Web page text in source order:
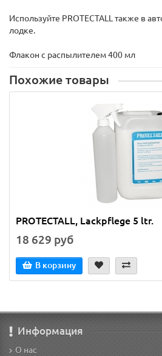
Используйте PROTECTALL также в
лодке.
Флакон с распылителем 400 мл
Похожие товары
PROTECTALL, Lackpflege 5 ltr.
18 629 руб
В корзину
Информация
О нас